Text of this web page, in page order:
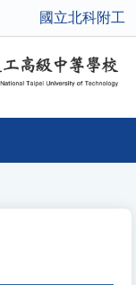
國立北科附工